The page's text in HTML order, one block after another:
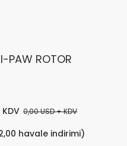
PAW ROTOR
KDV 0,00 USD + KDV
havale indirimi)